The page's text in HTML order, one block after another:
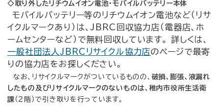
◇取り外したリチウムイオン電池・モバイルバッテリー本体
モバイルバッテリー等のリチウムイオン電池など（リサ
イクルマークあり）は、JBRC回収協力店（電器店、ホ
ームセンターなど）で無料回収しています。 詳しくは、
一般社団法人JBRCリサイクル協力店のページで最寄
りの協力店をお探しください。
なお、リサイクルマークがついているものの、 破損、膨張、液漏れ
したもの及びリサイクルマークのないものは、稚内市役所生活衛
課 （２階）で引き取りを行っています。